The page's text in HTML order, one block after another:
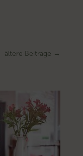
ältere Beiträge →